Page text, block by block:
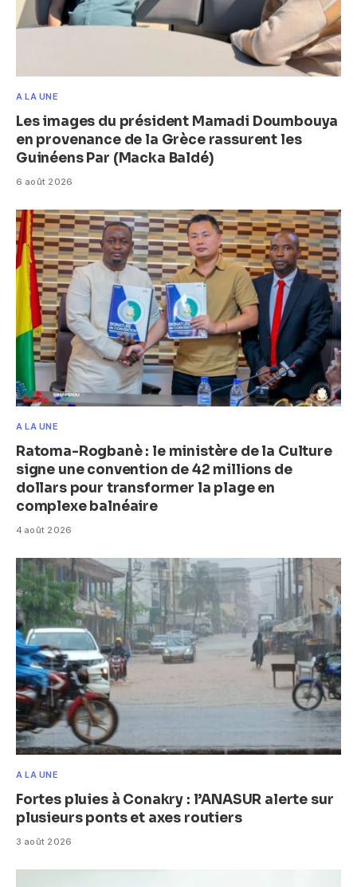
A LA UNE
Les images du président Mamadi Doumbouya
en provenance de la Grèce rassurent les
Guinéens Par (Macka Baldé)
6 août 2026
A LA UNE
Ratoma-Rogbanè : le ministère de la Culture
signe une convention de 42 millions de
dollars pour transformer la plage en
complexe balnéaire
4 août 2026
A LA UNE
Fortes pluies à Conakry : l’ANASUR alerte sur
plusieurs ponts et axes routiers
3 août 2026